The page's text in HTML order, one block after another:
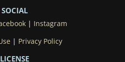
SOCIAL
| Instagram
Privacy Policy
LICENSE